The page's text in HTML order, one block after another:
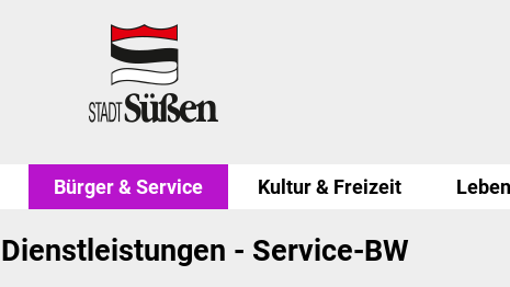
Bürger & Service Kultur & Freizeit
Dienstleistungen - Service-BW